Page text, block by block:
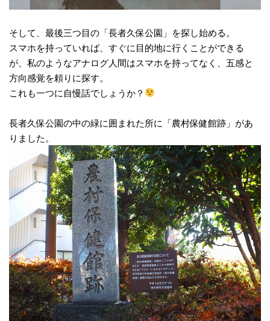
そして、最後三つ目の「長者久保公園」を探し始める。
スマホを持っていれば、すぐに目的地に行くことができる
が、私のようなアナログ人間はスマホを持ってなく、五感と
方向感覚を頼りに探す。
これも一つに自慢話でしょうか？
長者久保公園の中の緑に囲まれた所に「農村保健館跡」があ
りました。